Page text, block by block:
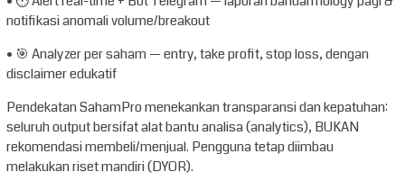
notifikasi anomali volume/breakout
• 🎯 Analyzer per saham — entry, take profit, stop loss, dengan
disclaimer edukatif
Pendekatan SahamPro menekankan transparansi dan kepatuhan:
seluruh output bersifat alat bantu analisa (analytics), BUKAN
rekomendasi membeli/menjual. Pengguna tetap diimbau
melakukan riset mandiri (DYOR).